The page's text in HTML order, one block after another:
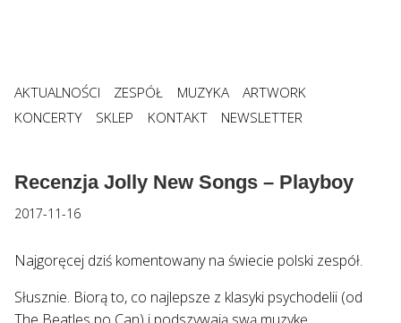
AKTUALNOŚCI ZESPÓŁ MUZYKA
ARTWORK
KONCERTY
SKLEP KONTAKT NEWSLETTER
Recenzja Jolly New Songs – Playboy
2017-11-16
Najgoręcej dziś komentowany na świecie polski zespół.
Słusznie. Biorą to, co najlepsze z klasyki psychodelii (od